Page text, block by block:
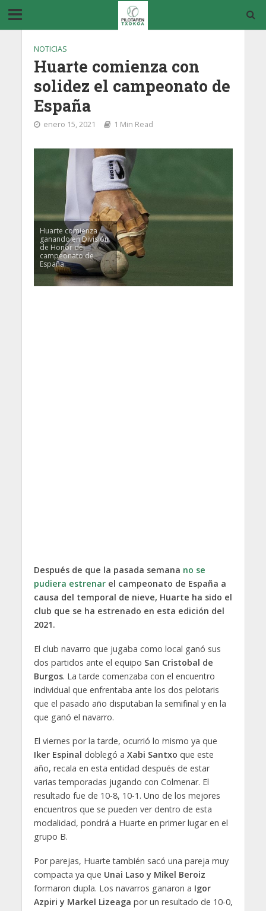
NOTICIAS
Huarte comienza con
solidez el campeonato de
España
enero 15, 2021 1 Min Read
Huarte comienza
ganando en División
de Honor del
campeonato de
España.
Después de que la pasada semana no se
pudiera estrenarel campeonato de España a
causa del temporal de nieve, Huarte ha sido el
club que se ha estrenado en esta edición del
2021.
El club navarro que jugaba como local ganó sus
dos partidos ante el equipo San Cristobal de
Burgos. La tarde comenzaba con el encuentro
individual que enfrentaba ante los dos pelotaris
que el pasado año disputaban la semifinal y en la
que ganó el navarro.
El viernes por la tarde, ocurrió lo mismo ya que
Iker Espinal doblegó a Xabi Santxo que este
año, recala en esta entidad después de estar
varias temporadas jugando con Colmenar. El
resultado fue de 10-8, 10-1. Uno de los mejores
encuentros que se pueden ver dentro de esta
modalidad, pondrá a Huarte en primer lugar en el
grupo B.
Por parejas, Huarte también sacó una pareja muy
compacta ya que Unai Laso y Mikel Beroiz
formaron dupla. Los navarros ganaron a Igor
Azpiri y Markel Lizeaga por un resultado de 10-0,